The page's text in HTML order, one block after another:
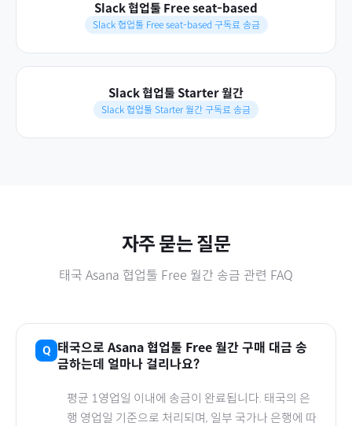
Slack 협업툴 Free seat-based
Slack 협업툴 Free seat-based 구독료 송금
Slack 협업툴 Starter 월간
Slack 협업툴 Starter 월간 구독료 송금
자주 묻는 질문
태국 Asana 협업툴 Free 월간 송금 관련 FAQ
태국으로 Asana 협업툴 Free 월간구매 대금 송
금하는데 얼마나 걸리나요?
평균 1영업일 이내에 송금이 완료됩니다. 태국의 은
행 영업일 기준으로 처리되며, 일부 국가나 은행에 따